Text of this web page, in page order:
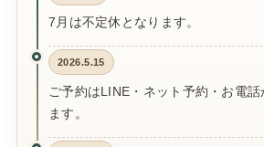
7月は不定休となります。
2026.5.15
ご予約はLINE・ネット予約・お電
ます。